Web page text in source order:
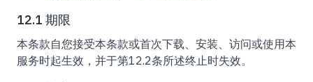
12.1 期限
本条款自您接受本条款或首次下载、安装、访问或使用本
服务时起生效，并于第12.2条所述终止时失效。